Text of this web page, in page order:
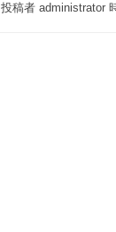
投稿者 administrator